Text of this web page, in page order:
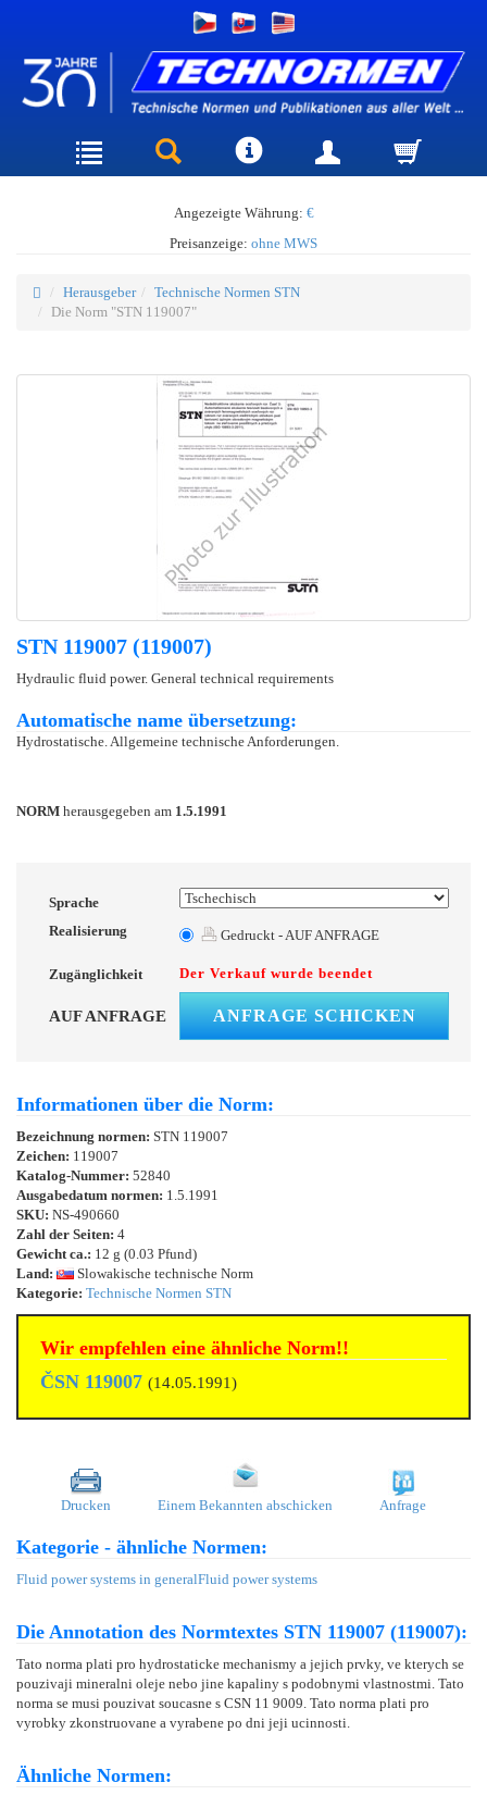
Angezeigte Währung: €
Preisanzeige: ohne MWS
Herausgeber
Technische Normen STN
Die Norm "STN 119007"
STN 119007 (119007)
Hydraulic fluid power. General technical requirements
Automatische name übersetzung:
Hydrostatische. Allgemeine technische Anforderungen.
NORM herausgegeben am 1.5.1991
Sprache
Realisierung
Gedruckt - AUF ANFRAGE
Zugänglichkeit Der Verkauf wurde beendet
AUF ANFRAGE ANFRAGE SCHICKEN
Informationen über die Norm:
Bezeichnung normen: STN 119007
Zeichen: 119007
Katalog-Nummer: 52840
Ausgabedatum normen: 1.5.1991
SKU: NS-490660
Zahl der Seiten: 4
Gewicht ca.: 12 g (0.03 Pfund)
Land:
Slowakische technische Norm
Kategorie: Technische Normen STN
Wir empfehlen eine ähnliche Norm!!
ČSN 119007 (14.05.1991)
Drucken Einem Bekannten abschicken Anfrage
Kategorie - ähnliche Normen:
Fluid power systems in generalFluid power systems
Die Annotation des Normtextes STN 119007 (119007):
Tato norma plati pro hydrostaticke mechanismy a jejich prvky, ve kterych se
pouzivaji mineralni oleje nebo jine kapaliny s podobnymi vlastnostmi. Tato
norma se musi pouzivat soucasne s CSN 11 9009. Tato norma plati pro
vyrobky zkonstruovane a vyrabene po dni jeji ucinnosti.
Ähnliche Normen: